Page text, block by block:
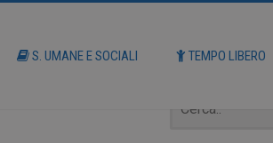
S. UMANE E SOCIALI TEMPO LIBERO